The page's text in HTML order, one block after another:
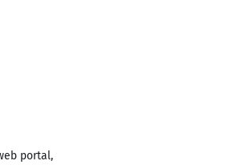
portal,